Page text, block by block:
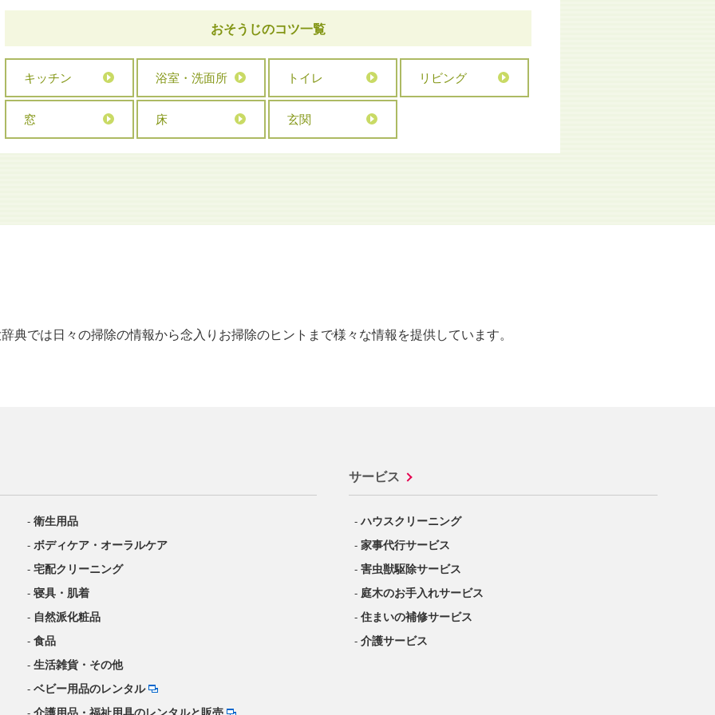
おそうじのコツ一覧
キッチン 浴室・洗面所 トイレ リビング
窓 床 玄関
典では日々の掃除の情報から念入りお掃除のヒントまで様々な情報を提供しています。
サービス
衛生用品
ボディケア・オーラルケア
宅配クリーニング
寝具・肌着
自然派化粧品
食品
生活雑貨・その他
ベビー用品のレンタル
ハウスクリーニング
家事代行サービス
害虫獣駆除サービス
庭木のお手入れサービス
住まいの補修サービス
介護サービス